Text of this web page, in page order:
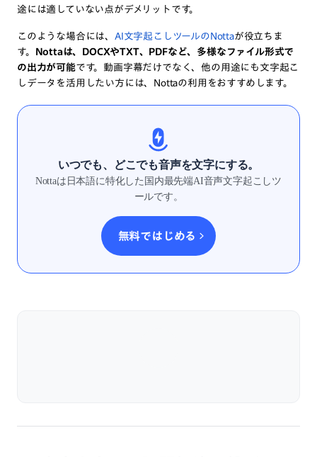
途には適していない点がデメリット です。
このような場合には、 AI文字起こしツールの Nottaが役立ちま
す。
Nottaは、DOCXやTXT、PDFなど、多様なファイル形式で
の出力が可能です。動画字幕だけでなく、他の用途にも文字起こ
しデータを活用したい方には、Nottaの利用をおすすめします。
いつでも、どこでも音声を文字にする。
Nottaは日本語に特化した国内最先端AI音声文字起こしツ
ールです。
無料ではじめる